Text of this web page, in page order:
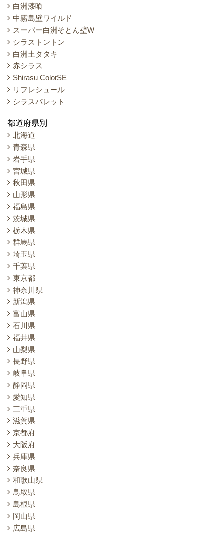
白洲漆喰
中霧島壁ワイルド
スーパー白洲そとん壁W
シラストントン
白洲土タタキ
赤シラス
Shirasu ColorSE
リフレシュール
シラスパレット
都道府県別
北海道
青森県
岩手県
宮城県
秋田県
山形県
福島県
茨城県
栃木県
群馬県
埼玉県
千葉県
東京都
神奈川県
新潟県
富山県
石川県
福井県
山梨県
長野県
岐阜県
静岡県
愛知県
三重県
滋賀県
京都府
大阪府
兵庫県
奈良県
和歌山県
鳥取県
島根県
岡山県
広島県